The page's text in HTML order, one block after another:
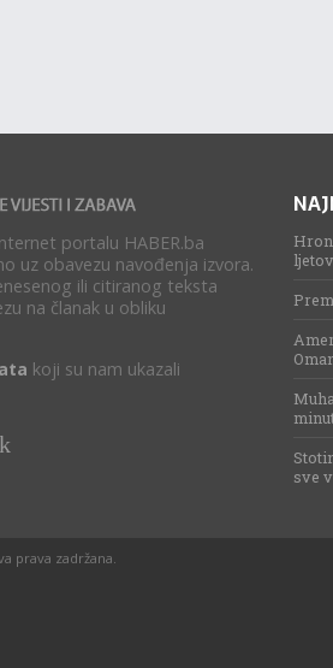
portalu HABER.ba
uz obavezu navođenja izvora.
ili citiranog teksta
na članak u obliku
koji su nam ukazali
sve
prava zadržana.